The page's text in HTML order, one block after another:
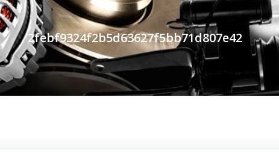
2febf9324f2b5d63627f5bb71d807e42